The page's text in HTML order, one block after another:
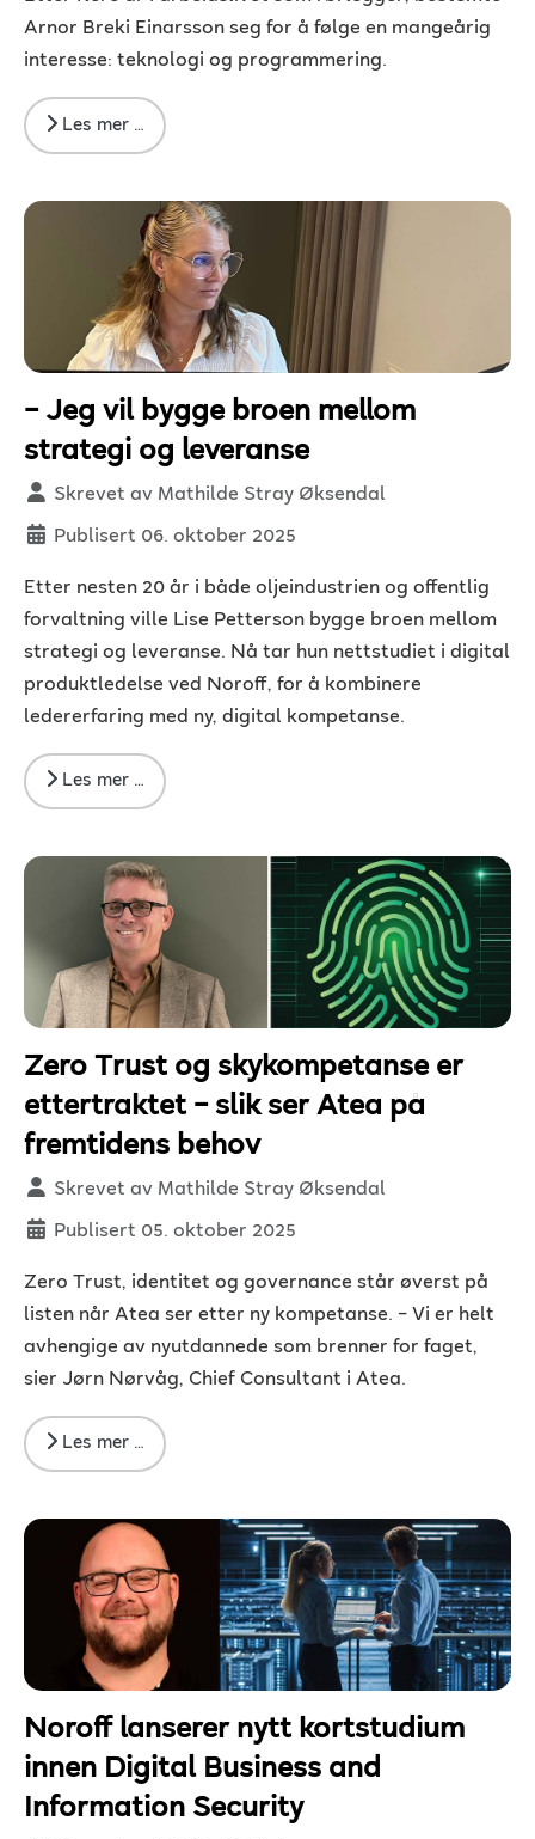
Arnor Breki Einarsson seg for å følge en mangeårig
interesse: teknologi og programmering.
Les mer …
– Jeg vil bygge broen mellom
strategi og leveranse
Detaljer
Skrevet av Mathilde Stray Øksendal
Publisert 06. oktober 2025
Etter nesten 20 år i både oljeindustrien og offentlig
forvaltning ville Lise Petterson bygge broen mellom
strategi og leveranse. Nå tar hun nettstudiet i digital
produktledelse ved Noroff, for å kombinere
ledererfaring med ny, digital kompetanse.
Les mer …
Zero Trust og skykompetanse er
ettertraktet – slik ser Atea på
fremtidens behov
Detaljer
Skrevet av Mathilde Stray Øksendal
Publisert 05. oktober 2025
Zero Trust, identitet og governance står øverst på
listen når Atea ser etter ny kompetanse. – Vi er helt
avhengige av nyutdannede som brenner for faget,
sier Jørn Nørvåg, Chief Consultant i Atea.
Les mer …
Noroff lanserer nytt kortstudium
innen Digital Business and
Information Security